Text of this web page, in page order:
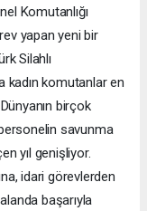
Komutanlığı
yapan yeni bir
Silahlı
kadın komutanlar en
birçok
savunma
yıl genişliyor.
idari görevlerden
başarıyla